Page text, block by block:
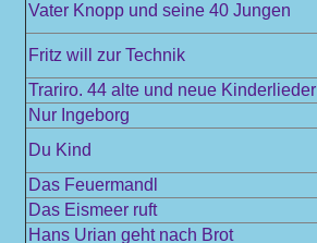
Vater Knopp und seine 40 Jungen
Fritz will zur Technik
Trariro. 44 alte und neue Kinderlieder
Nur Ingeborg
Du Kind
Das Feuermandl
Das Eismeer ruft
Hans Urian geht nach Brot